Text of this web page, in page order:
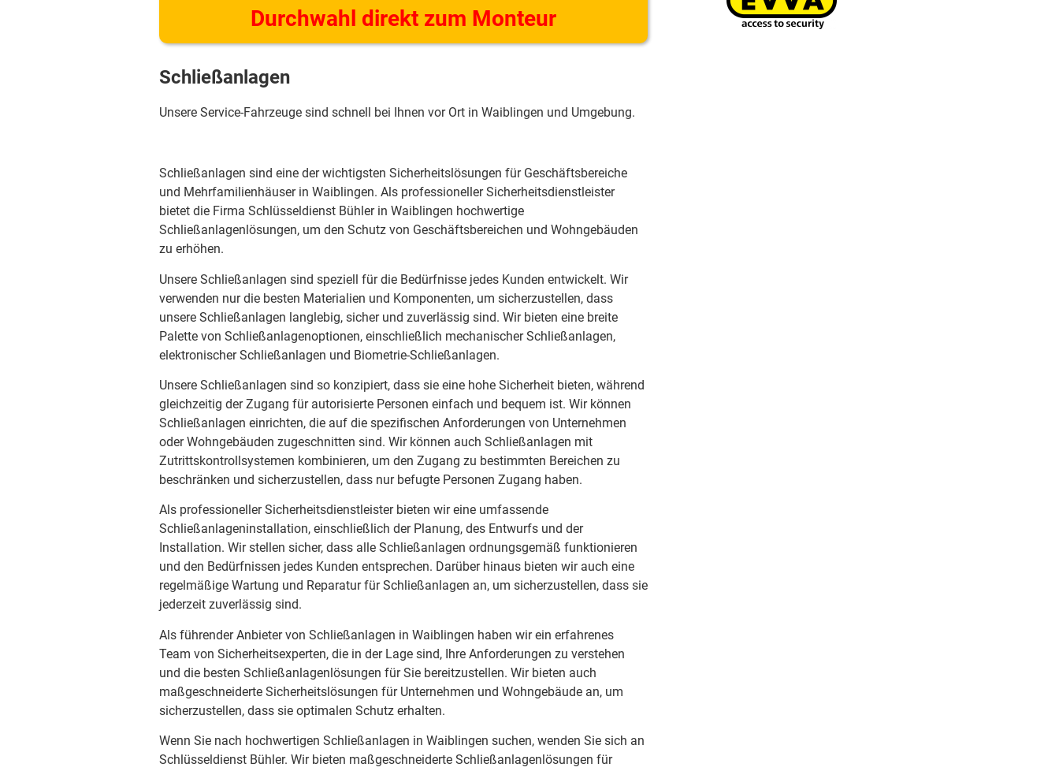
Durchwahl direkt zum Monteur
Schließanlagen
Unsere Service-Fahrzeuge sind schnell bei Ihnen vor Ort in Waiblingen und Umgebung.
Schließanlagen sind eine der wichtigsten Sicherheitslösungen für Geschäftsbereiche
und Mehrfamilienhäuser in Waiblingen. Als professioneller Sicherheitsdienstleister
bietet die Firma Schlüsseldienst Bühler in Waiblingen hochwertige
Schließanlagenlösungen, um den Schutz von Geschäftsbereichen und Wohngebäuden
zu erhöhen.
Unsere Schließanlagen sind speziell für die Bedürfnisse jedes Kunden entwickelt. Wir
verwenden nur die besten Materialien und Komponenten, um sicherzustellen, dass
unsere Schließanlagen langlebig, sicher und zuverlässig sind. Wir bieten eine breite
Palette von Schließanlagenoptionen, einschließlich mechanischer Schließanlagen,
elektronischer Schließanlagen und Biometrie-Schließanlagen.
Unsere Schließanlagen sind so konzipiert, dass sie eine hohe Sicherheit bieten, während
gleichzeitig der Zugang für autorisierte Personen einfach und bequem ist. Wir können
Schließanlagen einrichten, die auf die spezifischen Anforderungen von Unternehmen
oder Wohngebäuden zugeschnitten sind. Wir können auch Schließanlagen mit
Zutrittskontrollsystemen kombinieren, um den Zugang zu bestimmten Bereichen zu
beschränken und sicherzustellen, dass nur befugte Personen Zugang haben.
Als professioneller Sicherheitsdienstleister bieten wir eine umfassende
Schließanlageninstallation, einschließlich der Planung, des Entwurfs und der
Installation. Wir stellen sicher, dass alle Schließanlagen ordnungsgemäß funktionieren
und den Bedürfnissen jedes Kunden entsprechen. Darüber hinaus bieten wir auch eine
regelmäßige Wartung und Reparatur für Schließanlagen an, um sicherzustellen, dass sie
jederzeit zuverlässig sind.
Als führender Anbieter von Schließanlagen in Waiblingen haben wir ein erfahrenes
Team von Sicherheitsexperten, die in der Lage sind, Ihre Anforderungen zu verstehen
und die besten Schließanlagenlösungen für Sie bereitzustellen. Wir bieten auch
maßgeschneiderte Sicherheitslösungen für Unternehmen und Wohngebäude an, um
sicherzustellen, dass sie optimalen Schutz erhalten.
Wenn Sie nach hochwertigen Schließanlagen in Waiblingen suchen, wenden Sie sich an
Schlüsseldienst Bühler. Wir bieten maßgeschneiderte Schließanlagenlösungen für